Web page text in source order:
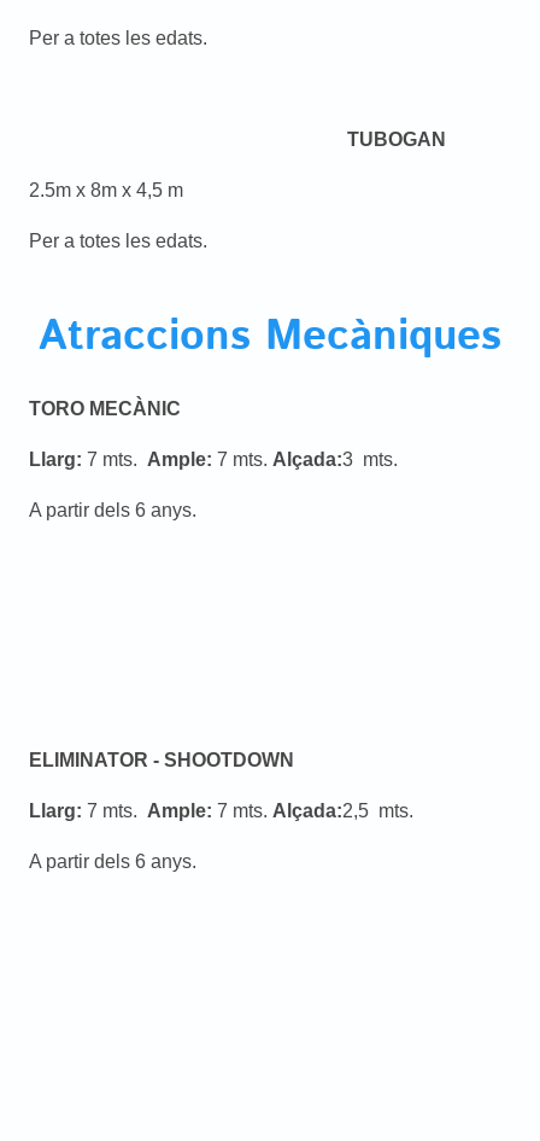
Per a totes les edats.
TUBOGAN
2.5m x 8m x 4,5 m
Per a totes les edats.
Atraccions Mecàniques
TORO MECÀNIC
Llarg: 7 mts. Ample: 7 mts. Alçada:3 mts.
A partir dels 6 anys.
ELIMINATOR - SHOOTDOWN
Llarg: 7 mts. Ample: 7 mts. Alçada:2,5 mts.
A partir dels 6 anys.